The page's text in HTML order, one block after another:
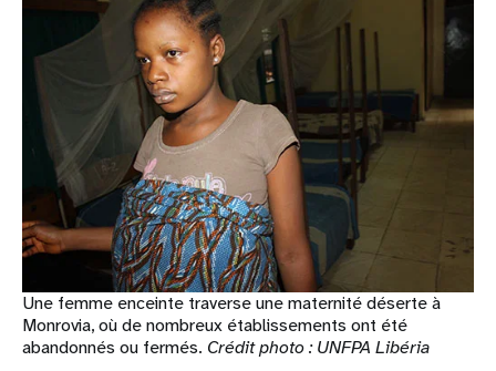
Une femme enceinte traverse une maternité déserte à
Monrovia, où de nombreux établissements ont été
abandonnés ou fermés. Crédit photo : UNFPA Libéria